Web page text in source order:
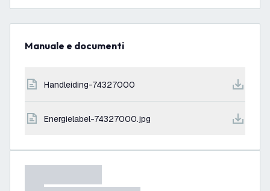
Manuale e documenti
handleiding-74327000
energielabel-74327000.jpg